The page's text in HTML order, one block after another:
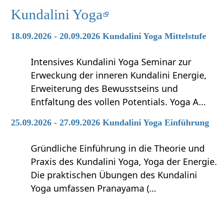
Kundalini Yoga
18.09.2026 - 20.09.2026 Kundalini Yoga Mittelstufe
Intensives Kundalini Yoga Seminar zur
Erweckung der inneren Kundalini Energie,
Erweiterung des Bewusstseins und
Entfaltung des vollen Potentials. Yoga A…
25.09.2026 - 27.09.2026 Kundalini Yoga Einführung
Gründliche Einführung in die Theorie und
Praxis des Kundalini Yoga, Yoga der Energie.
Die praktischen Übungen des Kundalini
Yoga umfassen Pranayama (…